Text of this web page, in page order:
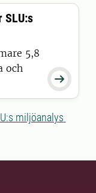
en

SLU:s
5,8
och
miljöanalys